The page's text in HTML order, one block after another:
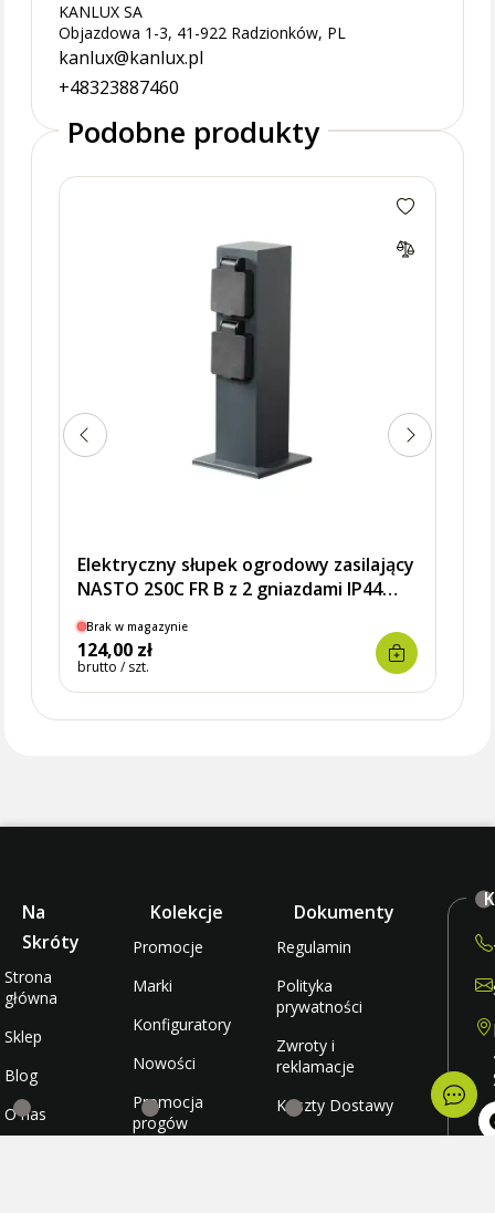
KANLUX SA
Objazdowa 1-3, 41-922 Radzionków, PL
kanlux@kanlux.pl
+48323887460
Podobne produkty
Elektryczny słupek ogrodowy zasilający
NASTO 2S0C FR B z 2 gniazdami IP44
Brak w magazynie
124,00 zł
brutto / szt.
Na
Skróty
Strona
główna
Sklep
Blog
O nas
Kolekcje
Promocje
Marki
Konfiguratory
Nowości
Promocja
progów
Dokumenty
Regulamin
Polityka
prywatności
Zwroty i
reklamacje
Koszty Dostawy